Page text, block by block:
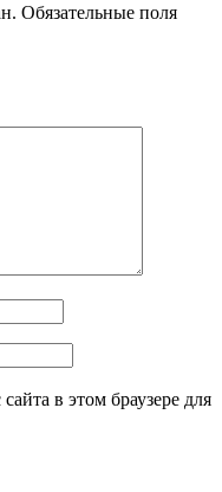
Обязательные поля
в этом браузере для